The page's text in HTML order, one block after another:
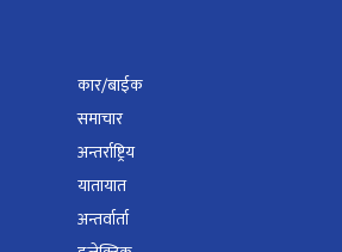
कार/बाईक
समाचार
अन्तर्राष्ट्रिय
यातायात
अन्तर्वार्ता